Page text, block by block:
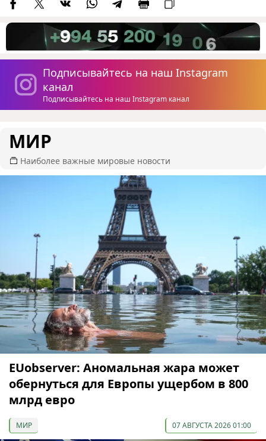
Подписывайтесь на наш Instagram
канал
Подписывайтесь на наш Instagram канал
МИР
Наиболее важные мировые новости
EUobserver: Аномальная жара может
обернуться для Европы ущербом в 800
млрд евро
МИР 07 АВГУСТА 2026 01:00